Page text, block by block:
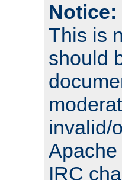
Notice:
This is
should
invalid/
IRC